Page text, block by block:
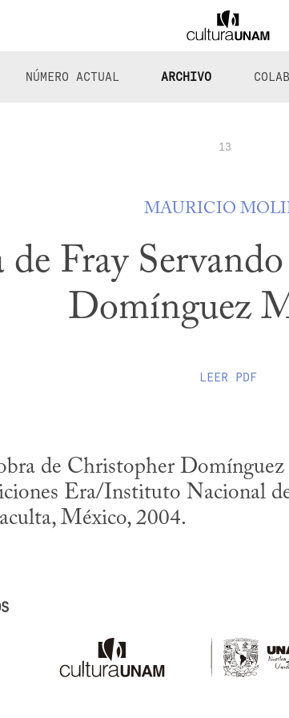
NÚMERO ACTUAL ARCHIVO
13
MAURICIO
de Fray
Domínguez
LEER PDF
de Christopher
Era/Instituto Nacional
México, 2004.